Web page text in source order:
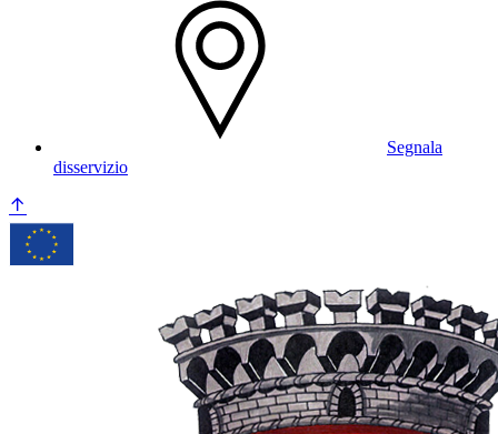
Segnala
disservizio